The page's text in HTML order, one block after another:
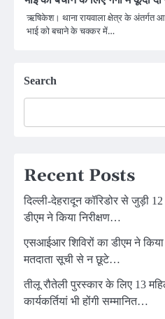
ऋषिकेश। थाना रायवाला क्षेत्र के अंतर्गत
भाई को बचाने के चक्कर में…
Search
Recent Posts
दिल्ली-देहरादून कॉरिडोर से जुड़ी
डीएम ने किया निरीक्षण…
एसआईआर शिविरों का डीएम ने
मतदाता सूची से न छूटे…
तीलू रौतेली पुरस्कार के लिए 13
कार्यकर्तियां भी होंगी सम्मानित…